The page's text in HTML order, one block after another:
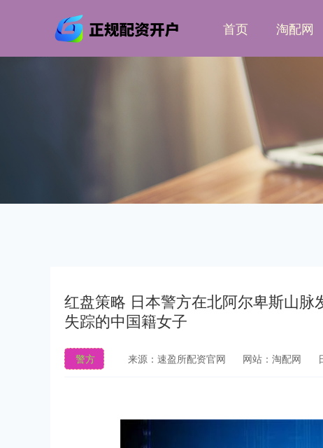
首页 淘配网
红盘策略 日本警方在北阿尔卑斯山
失踪的中国籍女子
警方 来源：速盈所配资官网 网站：淘配网